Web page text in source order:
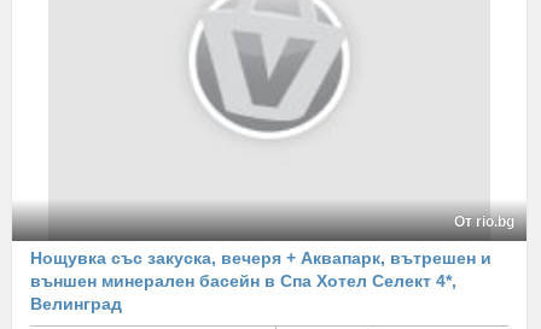
От rio.bg
Нощувка със закуска, вечеря + Аквапарк, вътрешен и
външен минерален басейн в Спа Хотел Селект 4*,
Велинград